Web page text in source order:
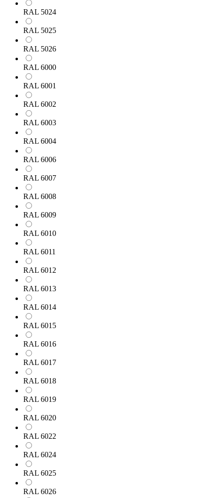
RAL 5024
RAL 5025
RAL 5026
RAL 6000
RAL 6001
RAL 6002
RAL 6003
RAL 6004
RAL 6006
RAL 6007
RAL 6008
RAL 6009
RAL 6010
RAL 6011
RAL 6012
RAL 6013
RAL 6014
RAL 6015
RAL 6016
RAL 6017
RAL 6018
RAL 6019
RAL 6020
RAL 6022
RAL 6024
RAL 6025
RAL 6026